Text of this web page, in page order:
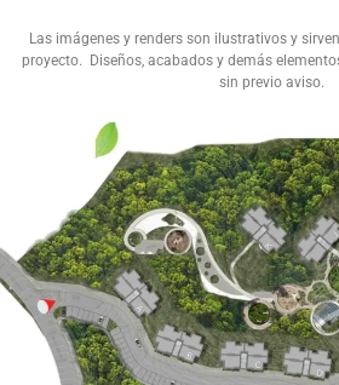
Las imágenes y renders son ilustrativos y
proyecto. Diseños, acabados y demás
sin previo aviso.